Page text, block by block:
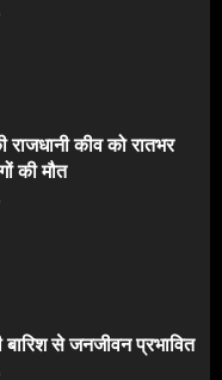
कीव को रातभर
की मौत
बारिश से जनजीवन प्रभावित